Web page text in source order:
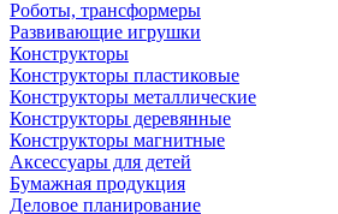
Роботы, трансформеры
Развивающие игрушки
Конструкторы
Конструкторы пластиковые
Конструкторы металлические
Конструкторы деревянные
Конструкторы магнитные
Аксессуары для детей
Бумажная продукция
Деловое планирование